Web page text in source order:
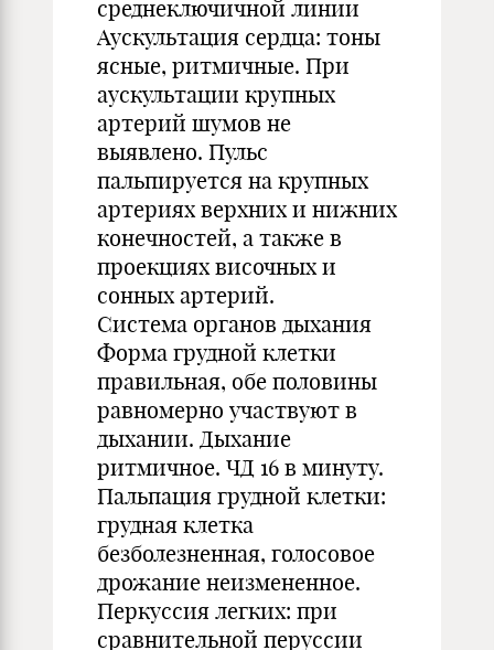
среднеключичной линии
Аускультация сердца: тоны
ясные, ритмичные. При
аускультации крупных
артерий шумов не
выявлено. Пульс
пальпируется на крупных
артериях верхних и нижних
конечностей, а также в
проекциях височных и
сонных артерий.
Система органов дыхания
Форма грудной клетки
правильная, обе половины
равномерно участвуют в
дыхании. Дыхание
ритмичное. ЧД 16 в минуту.
Пальпация грудной клетки:
грудная клетка
безболезненная, голосовое
дрожание неизмененное.
Перкуссия легких: при
сравнительной перуссии